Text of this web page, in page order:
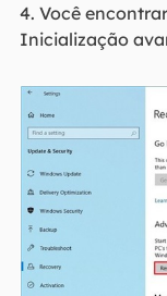
4. Você
Inicialização